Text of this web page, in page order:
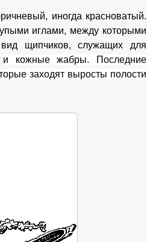
иногда красноватый.
иглами, между которыми
щипчиков, служащих для
и кожные жабры. Последние
заходят выросты полости